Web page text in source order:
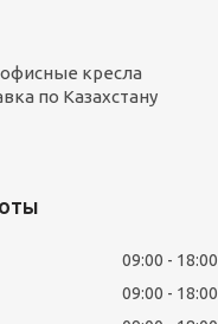
кресла
по Казахстану
09:00
18:00
09:00
18:00